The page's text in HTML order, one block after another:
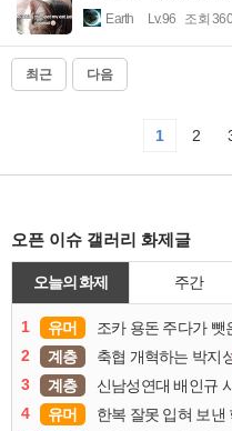
Earth Lv.96 조회
최근 다음
1 2
오픈 이슈 갤러리 화제글
오늘의 화제 주간
1 유머 조카 용돈 주다가 뺏
2
계층 축협 개혁하는 박지
3
계층 신남성연대 배인규
4
유머 한복 잘못 입혀 보낸